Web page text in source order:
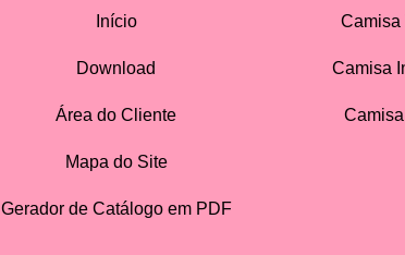
Início
Download
Área do Cliente
Mapa do Site
Gerador de Catálogo em PDF
Camisa
Camisa